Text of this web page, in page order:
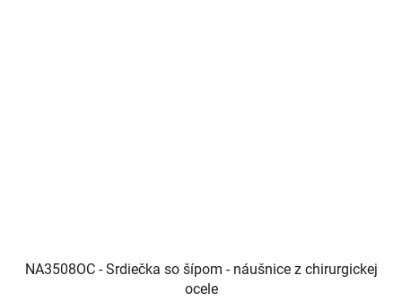
NA3508OC - Srdiečka so šípom - náušnice z chirurgickej
ocele